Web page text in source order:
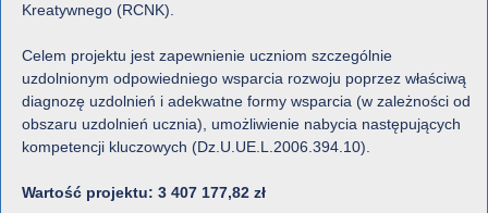
Kreatywnego (RCNK).
Celem projektu jest zapewnienie uczniom szczególnie
uzdolnionym odpowiedniego wsparcia rozwoju poprzez właściwą
diagnozę uzdolnień i adekwatne formy wsparcia (w zależności od
obszaru uzdolnień ucznia), umożliwienie nabycia następujących
kompetencji kluczowych (Dz.U.UE.L.2006.394.10).
Wartość projektu: 3 407 177,82 zł